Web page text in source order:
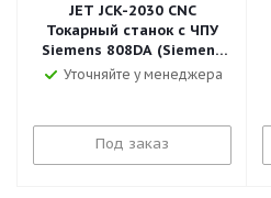
JET JCK-2030 CNC
Токарный станок с ЧПУ
Siemens 808DA (Siemens
828D, Fanuc 0i)
Уточняйте у менеджера
Под заказ